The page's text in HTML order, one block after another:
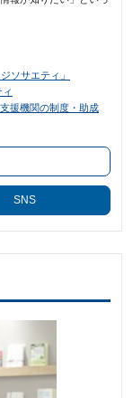
ソサエティ」
援機関の制度・助成
SNS